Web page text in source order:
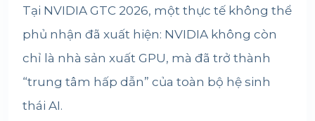
Tại NVIDIA GTC 2026, một thực tế không thể
phủ nhận đã xuất hiện: NVIDIA không còn
chỉ là nhà sản xuất GPU, mà đã trở thành
“trung tâm hấp dẫn” của toàn bộ hệ sinh
thái AI.